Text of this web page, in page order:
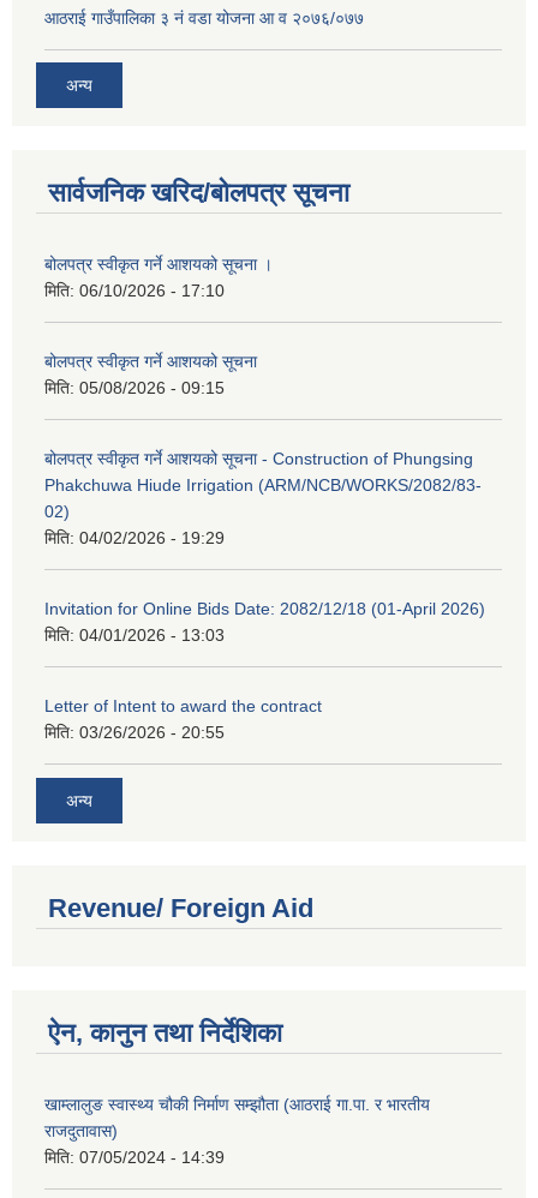
आठराई गाउँपालिका ३ नं वडा योजना आ व २०७६/०७७
अन्य
सार्वजनिक खरिद/बोलपत्र सूचना
बोलपत्र स्वीकृत गर्ने आशयको सूचना ।
मिति: 06/10/2026 - 17:10
बोलपत्र स्वीकृत गर्ने आशयको सूचना
मिति: 05/08/2026 - 09:15
बोलपत्र स्वीकृत गर्ने आशयको सूचना - Construction of Phungsing
Phakchuwa Hiude Irrigation (ARM/NCB/WORKS/2082/83-
02)
मिति: 04/02/2026 - 19:29
Invitation for Online Bids Date: 2082/12/18 (01-April 2026)
मिति: 04/01/2026 - 13:03
Letter of Intent to award the contract
मिति: 03/26/2026 - 20:55
अन्य
Revenue/ Foreign Aid
ऐन, कानुन तथा निर्देशिका
खाम्लालुङ स्वास्थ्य चौकी निर्माण सम्झौता (आठराई गा.पा. र भारतीय
राजदुतावास)
मिति: 07/05/2024 - 14:39